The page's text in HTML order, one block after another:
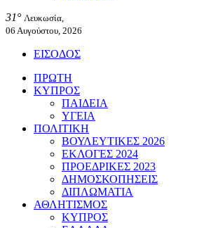
31° Λευκωσία,
06 Αυγούστου, 2026
ΕΙΣΟΔΟΣ
ΠΡΩΤΗ
ΚΥΠΡΟΣ
ΠΑΙΔΕΙΑ
ΥΓΕΙΑ
ΠΟΛΙΤΙΚΗ
ΒΟΥΛΕΥΤΙΚΕΣ 2026
ΕΚΛΟΓΕΣ 2024
ΠΡΟΕΔΡΙΚΕΣ 2023
ΔΗΜΟΣΚΟΠΗΣΕΙΣ
ΔΙΠΛΩΜΑΤΙΑ
ΑΘΛΗΤΙΣΜΟΣ
ΚΥΠΡΟΣ